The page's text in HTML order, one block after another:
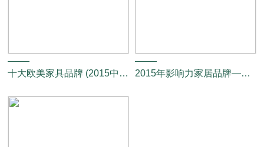
十大欧美家具品牌 (2015中国家居产业奖) 2015年影响力家居品牌——新浪家居